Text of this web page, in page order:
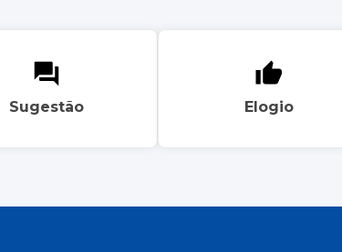
Sugestão Elogio